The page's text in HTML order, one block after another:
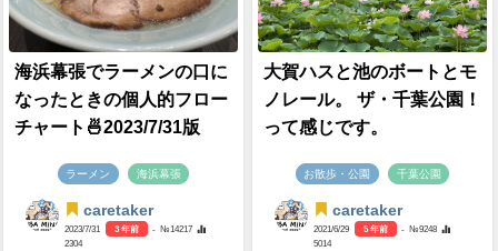
海浜幕張でラーメンの口に
なったときの個人的フロー
チャート🍜2023/7/31版
ラーメン 海浜幕張
caretaker
2023/7/31 3 年前
- №14217
2304
大賀ハスと池のボートとモ
ノレール。 ザ・千葉公園！
って感じです。
お散歩・公園 千葉公園
caretaker
2021/6/29 5 年前
- №9248
5014